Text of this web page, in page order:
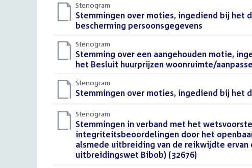
Stenogram
Download
bestand:
Stemmingen over moties, ingediend bij het
bescherming persoonsgegevens
Stenogram
Download
bestand:
Stemming over een aangehouden motie,
het Besluit huurprijzen woonruimte/
Stenogram
Download
bestand:
Stemmingen over moties, ingediend bij het
Stenogram
Download
bestand:
Stemmingen in verband met het
integriteitsbeoordelingen door het
alsmede uitbreiding van de reikwijdte
uitbreidingswet Bibob) (32676)